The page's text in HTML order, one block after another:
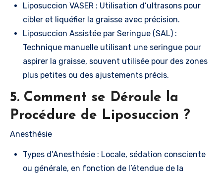
Liposuccion VASER : Utilisation d’ultrasons pour
cibler et liquéfier la graisse avec précision.
Liposuccion Assistée par Seringue (SAL) :
Technique manuelle utilisant une seringue pour
aspirer la graisse, souvent utilisée pour des zones
plus petites ou des ajustements précis.
5. Comment se Déroule la
Procédure de Liposuccion ?
Anesthésie
Types d’Anesthésie : Locale, sédation consciente
ou générale, en fonction de l’étendue de la